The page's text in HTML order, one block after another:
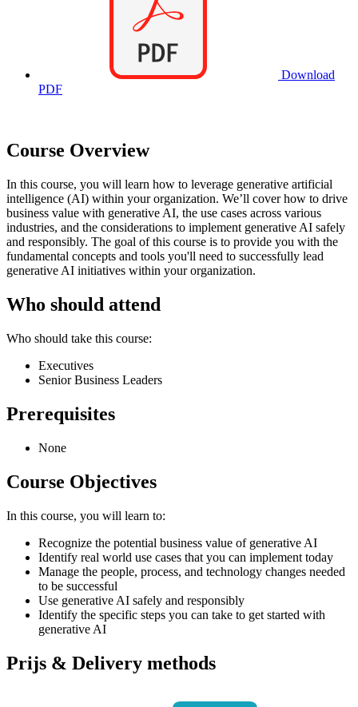
Download
PDF
Course Overview
In this course, you will learn how to leverage generative artificial
intelligence (AI) within your organization. We’ll cover how to drive
business value with generative AI, the use cases across various
industries, and the considerations to implement generative AI safely
and responsibly. The goal of this course is to provide you with the
fundamental concepts and tools you'll need to successfully lead
generative AI initiatives within your organization.
Who should attend
Who should take this course:
Executives
Senior Business Leaders
Prerequisites
None
Course Objectives
In this course, you will learn to:
Recognize the potential business value of generative AI
Identify real world use cases that you can implement today
Manage the people, process, and technology changes needed
to be successful
Use generative AI safely and responsibly
Identify the specific steps you can take to get started with
generative AI
Prijs & Delivery methods